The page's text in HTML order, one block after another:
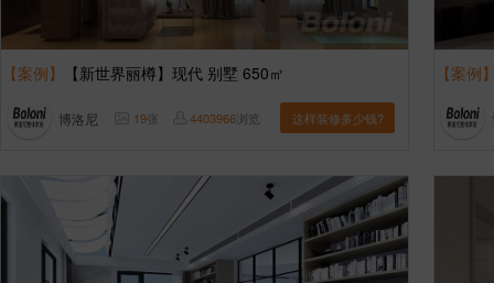
【案例】 【新世界丽樽】现代 别墅 650㎡
博洛尼 19张 4403966浏览 这样装修多少钱?
【案例